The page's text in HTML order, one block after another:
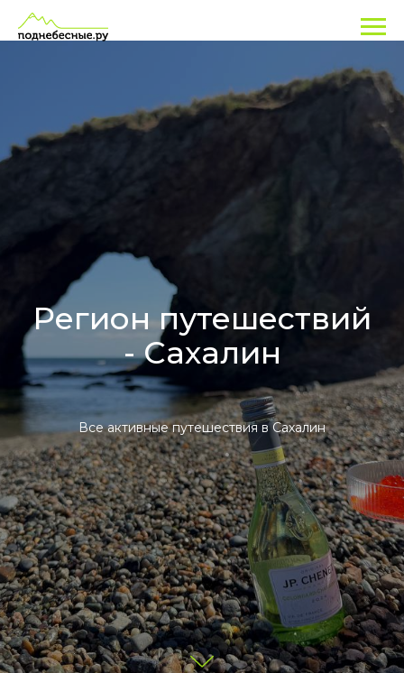
Регион путешествий
- Сахалин
Все активные путешествия в Сахалин